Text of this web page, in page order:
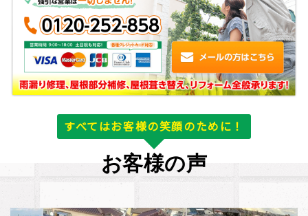
すべてはお客様の笑顔のために！
お客様の声